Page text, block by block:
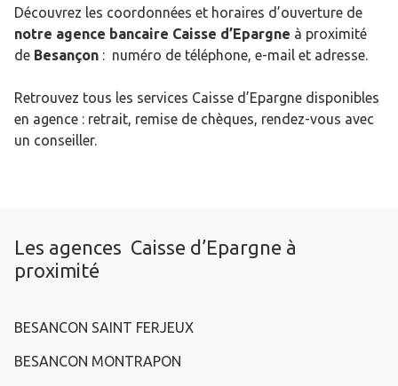
Découvrez les coordonnées et horaires d’ouverture de
notre agence bancaire Caisse d’Epargne à proximité
de Besançon : numéro de téléphone, e-mail et adresse.
Retrouvez tous les services Caisse d’Epargne disponibles
en agence : retrait, remise de chèques, rendez-vous avec
un conseiller.
Les agences Caisse d’Epargne à
proximité
BESANCON SAINT FERJEUX
BESANCON MONTRAPON